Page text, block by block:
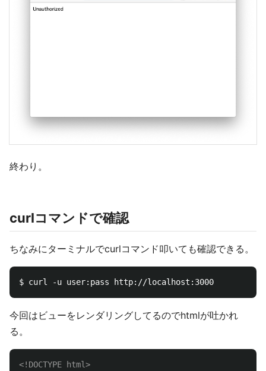
終わり。
curlコマンドで確認
ちなみにターミナルでcurlコマンド叩いても確認できる。
今回はビューをレンダリングしてるのでhtmlが吐かれ
る。
<!DOCTYPE html>